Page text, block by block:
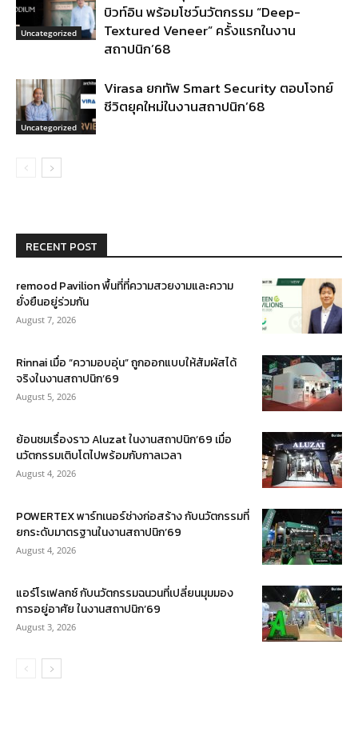
Uncategorized
บิวท์อิน พร้อมโชว์นวัตกรรม “Deep-
Textured Veneer” ครั้งแรกในงาน
สถาปนิก’68
Uncategorized
Virasa ยกทัพ Smart Security ตอบโจทย์
ชีวิตยุคใหม่ในงานสถาปนิก’68
RECENT POST
remood Pavilion พื้นที่ที่ความสวยงามและความ
ยั่งยืนอยู่ร่วมกัน
August 7, 2026
Rinnai เมื่อ “ความอบอุ่น” ถูกออกแบบให้สัมผัสได้
จริงในงานสถาปนิก’69
August 5, 2026
ย้อนชมเรื่องราว Aluzat ในงานสถาปนิก’69 เมื่อ
นวัตกรรมเติบโตไปพร้อมกับกาลเวลา
August 4, 2026
POWERTEX พาร์ทเนอร์ช่างก่อสร้าง กับนวัตกรรมที่
ยกระดับมาตรฐานในงานสถาปนิก’69
August 4, 2026
แอร์โรเฟลกซ์ กับนวัตกรรมฉนวนที่เปลี่ยนมุมมอง
การอยู่อาศัย ในงานสถาปนิก’69
August 3, 2026